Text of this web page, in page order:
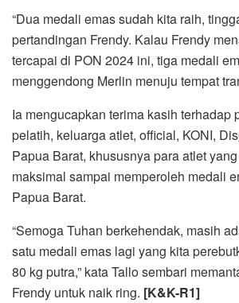
“Dua medali emas sudah kita raih,
pertandingan Frendy. Kalau Frendy
tercapai di PON 2024 ini, tiga medali
menggendong Merlin menuju tempat
Ia mengucapkan terima kasih terhadap
pelatih, keluarga atlet, official, KONI,
Papua Barat, khususnya para atlet
maksimal sampai memperoleh medali
Papua Barat.
“Semoga Tuhan berkehendak, masih
satu medali emas lagi yang kita
80 kg putra,” kata Tallo sembari
Frendy untuk naik ring. [K&K-R1]